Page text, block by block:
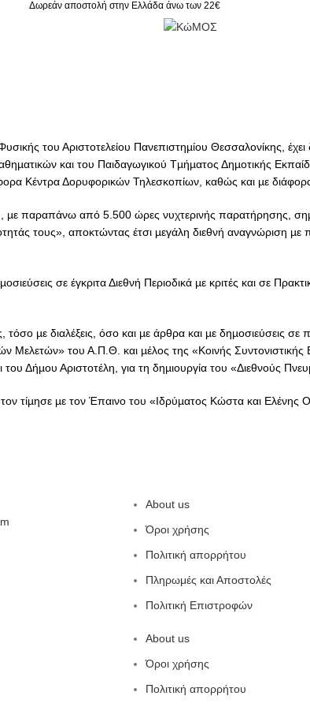
Δωρεάν αποστολή στην Ελλάδα άνω των 22€
του Αριστοτελείου Πανεπιστηµίου Θεσσαλονίκης, έχει
και του Παιδαγωγικού Τµήµατος Δηµοτικής
Κέντρα Δορυφορικών Τηλεσκοπίων, καθώς και µε διάφορα
παραπάνω από 5.500 ώρες νυχτερινής παρατήρησης,
τους», αποκτώντας έτσι µεγάλη διεθνή αναγνώριση
σε έγκριτα Διεθνή Περιοδικά µε κριτές και σε
µε διαλέξεις, όσο και µε άρθρα και µε δηµοσιεύσεις σε
Μελετών» του Α.Π.Θ. και µέλος της «Κοινής
Δήµου Αριστοτέλη, για τη δηµιουργία του «Διεθνούς
τίµησε µε τον Έπαινο του «Ιδρύµατος Κώστα και Ελένης
About us
Όροι χρήσης
Πολιτική απορρήτου
Πληρωμές και Αποστολές
Πολιτική Επιστροφών
About us
Όροι χρήσης
Πολιτική απορρήτου